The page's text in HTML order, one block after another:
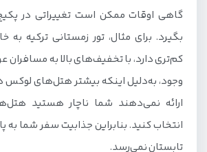
گاهی اوقات ممکن است تغییراتی در
بگیرد. برای مثال، تور زمستانی ترکیه به‌
کم‌تری دارد، با تخفیف‌های بالا به مسافران
وجود، به‌دلیل اینکه بیشتر هتل‌های لوکس
ارائه نمی‌دهند شما ناچار هستید
انتخاب کنید. بنابراین جذابیت سفر شما
تابستان نمی‌رسد.